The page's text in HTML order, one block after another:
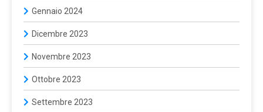
Gennaio 2024
Dicembre 2023
Novembre 2023
Ottobre 2023
Settembre 2023